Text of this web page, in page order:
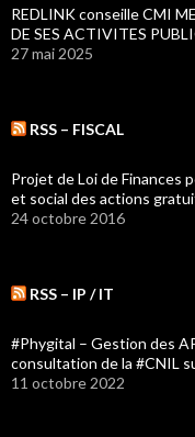
REDLINK conseille CMI
DE SES ACTIVITES
27 mai 2025
RSS – FISCAL
Projet de Loi de Finances
et social des actions
24 octobre 2016
RSS – IP / IT
#Phygital – Gestion des
consultation de la #CNIL
11 octobre 2022